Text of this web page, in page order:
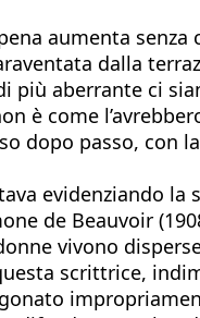
aumenta
dalla
più aberrante ci
è come
dopo passo, con
evidenziando la
de Beauvoir
vivono
scrittrice,